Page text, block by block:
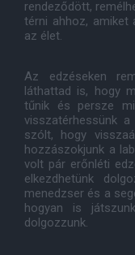
rendeződött,
térni ahhoz, amiket
az élet.
Az edzéseken
láthattad is, hogy
tűnik és persze
visszatérhessünk
szólt, hogy
hozzászokjunk a
volt pár erőnléti
elkezdhetünk
menedzser és a
hogyan is
dolgozzunk.